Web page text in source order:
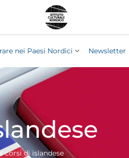
nei Paesi Nordici Newsletter
corsi di islandese